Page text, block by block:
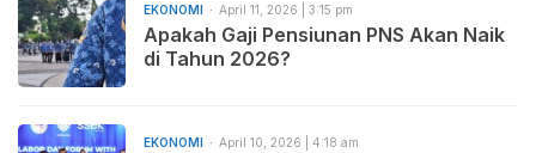
EKONOMI April 11, 2026 | 3:15 pm
Apakah Gaji Pensiunan PNS Akan Naik
di Tahun 2026?
EKONOMI April 10, 2026 | 4:18 am